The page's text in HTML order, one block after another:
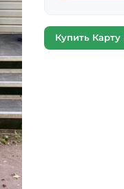
Купить Карту